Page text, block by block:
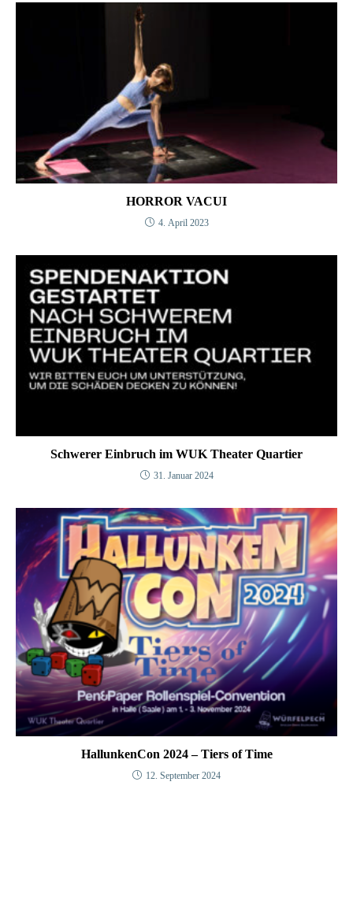
HORROR VACUI
4. April 2023
Schwerer Einbruch im WUK Theater Quartier
31. Januar 2024
HallunkenCon 2024 – Tiers of Time
12. September 2024